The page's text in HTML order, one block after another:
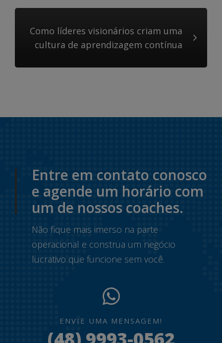
Como líderes visionários criam uma
cultura de aprendizagem contínua
Entre em contato conosco
e agende um horário com
um de nossos coaches.
Não fique mais imerso na parte
operacional e construa um negócio
lucrativo que funcione sem você.
ENVIE UMA MENSAGEM!